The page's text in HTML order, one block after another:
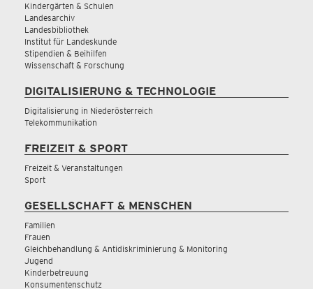
Kindergärten & Schulen
Landesarchiv
Landesbibliothek
Institut für Landeskunde
Stipendien & Beihilfen
Wissenschaft & Forschung
DIGITALISIERUNG & TECHNOLOGIE
Digitalisierung in Niederösterreich
Telekommunikation
FREIZEIT & SPORT
Freizeit & Veranstaltungen
Sport
GESELLSCHAFT & MENSCHEN
Familien
Frauen
Gleichbehandlung & Antidiskriminierung & Monitoring
Jugend
Kinderbetreuung
Konsumentenschutz